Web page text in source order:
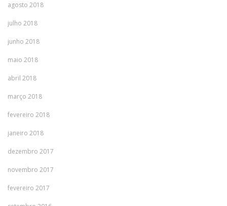
agosto 2018
julho 2018
junho 2018
maio 2018
abril 2018
março 2018
fevereiro 2018
janeiro 2018
dezembro 2017
novembro 2017
fevereiro 2017